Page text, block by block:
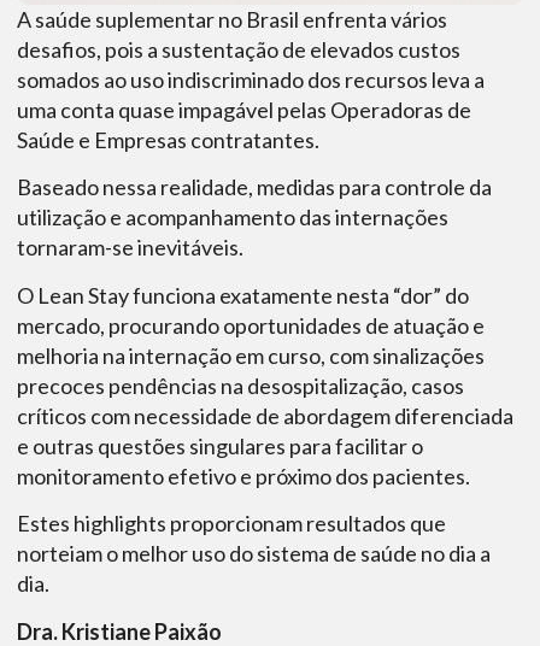
A saúde suplementar no Brasil enfrenta vários
desafios, pois a sustentação de elevados custos
somados ao uso indiscriminado dos recursos leva a
uma conta quase impagável pelas Operadoras de
Saúde e Empresas contratantes.
Baseado nessa realidade, medidas para controle da
utilização e acompanhamento das internações
tornaram-se inevitáveis.
O Lean Stay funciona exatamente nesta “dor” do
mercado, procurando oportunidades de atuação e
melhoria na internação em curso, com sinalizações
precoces pendências na desospitalização, casos
críticos com necessidade de abordagem diferenciada
e outras questões singulares para facilitar o
monitoramento efetivo e próximo dos pacientes.
Estes highlights proporcionam resultados que
norteiam o melhor uso do sistema de saúde no dia a
dia.
Dra. Kristiane Paixão